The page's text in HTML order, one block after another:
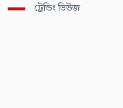
ট্রেন্ডিং ভিউজ